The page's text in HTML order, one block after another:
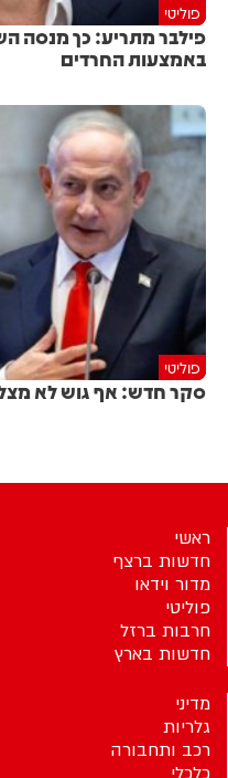
פוליטי
פילבר מתריע: כך מנסה
באמצעות החרדים
פוליטי
סקר חדש: אף גוש לא
ראשי
חדשות ברצף
מדור וידאו
פוליטי
חרבות ברזל
חדשות בארץ
מדיני
גלריות
רכב ותחבורה
כלכלי